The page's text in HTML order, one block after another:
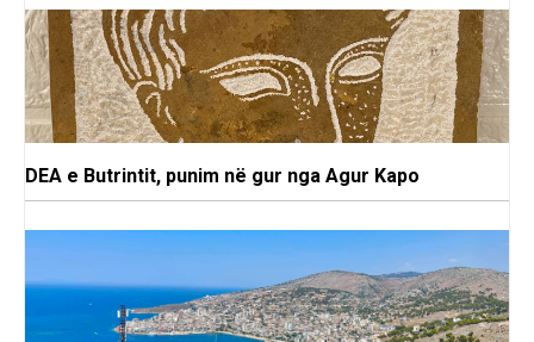
DEA e Butrintit, punim në gur nga Agur Kapo